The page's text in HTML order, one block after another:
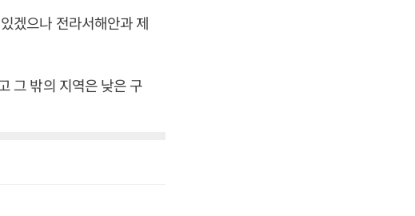
겠으나 전라서해안과 제
그 밖의 지역은 낮은 구